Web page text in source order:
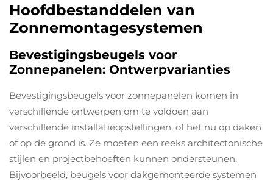
Hoofdbestanddelen van
Zonnemontagesystemen
Bevestigingsbeugels voor
Zonnepanelen: Ontwerpvarianties
Bevestigingsbeugels voor zonnepanelen komen in
verschillende ontwerpen om te voldoen aan
verschillende installatieopstellingen, of het nu op daken
of op de grond is. Ze moeten een reeks architectonische
stijlen en projectbehoeften kunnen ondersteunen.
Bijvoorbeeld, beugels voor dakgemonteerde systemen